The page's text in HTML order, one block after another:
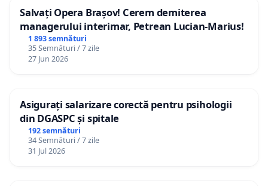
Salvați Opera Brașov! Cerem demiterea
managerului interimar, Petrean Lucian-Marius!
1 893 semnături
35 Semnături / 7 zile
27 Jun 2026
Asigurați salarizare corectă pentru psihologii
din DGASPC și spitale
192 semnături
34 Semnături / 7 zile
31 Jul 2026